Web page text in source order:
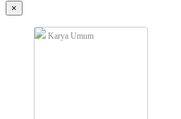
×
Karya Umum